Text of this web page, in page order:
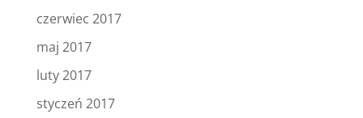
czerwiec 2017
maj 2017
luty 2017
styczeń 2017